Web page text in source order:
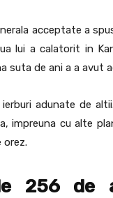
acceptate a
lui a calatorit in
suta de ani a a avut
adunate de
impreuna cu alte
orez.
256 de